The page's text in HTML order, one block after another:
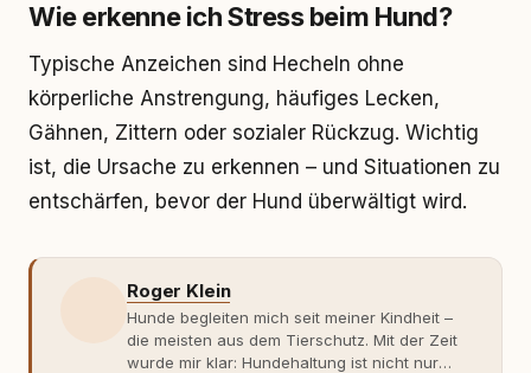
Wie erkenne ich Stress beim Hund?
Typische Anzeichen sind Hecheln ohne
körperliche Anstrengung, häufiges Lecken,
Gähnen, Zittern oder sozialer Rückzug. Wichtig
ist, die Ursache zu erkennen – und Situationen zu
entschärfen, bevor der Hund überwältigt wird.
Roger Klein
Hunde begleiten mich seit meiner Kindheit –
die meisten aus dem Tierschutz. Mit der Zeit
wurde mir klar: Hundehaltung ist nicht nur